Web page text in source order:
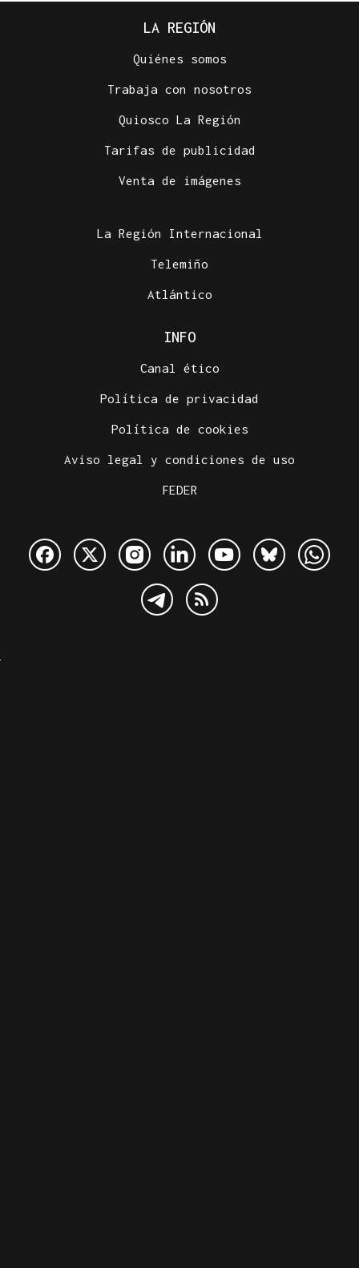
LA REGIÓN
Quiénes somos
Trabaja con nosotros
Quiosco La Región
Tarifas de publicidad
Venta de imágenes
La Región Internacional
Telemiño
Atlántico
INFO
Canal ético
Política de privacidad
Política de cookies
Aviso legal y condiciones de uso
FEDER